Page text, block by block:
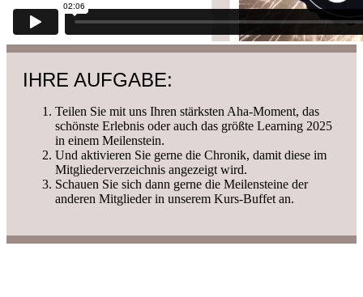
IHRE AUFGABE:
Teilen Sie mit uns Ihren stärksten Aha-Moment, das
schönste Erlebnis oder auch das größte Learning 2025
in einem Meilenstein.
Und aktivieren Sie gerne die Chronik, damit diese im
Mitgliederverzeichnis angezeigt wird.
Schauen Sie sich dann gerne die Meilensteine der
anderen Mitglieder in unserem Kurs-Buffet an.